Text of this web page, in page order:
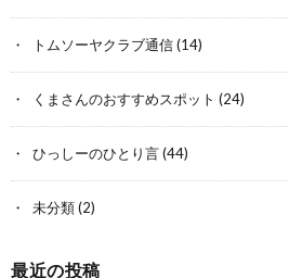
トムソーヤクラブ通信(14)
くまさんのおすすめスポット (24)
ひっしーのひとり言(44)
未分類(2)
最近の投稿